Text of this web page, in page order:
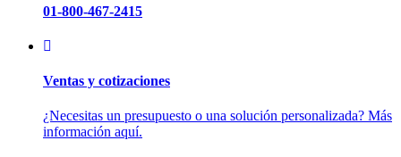
01-800-467-2415
Ventas y cotizaciones
¿Necesitas un presupuesto o una solución personalizada? Más
información aquí.